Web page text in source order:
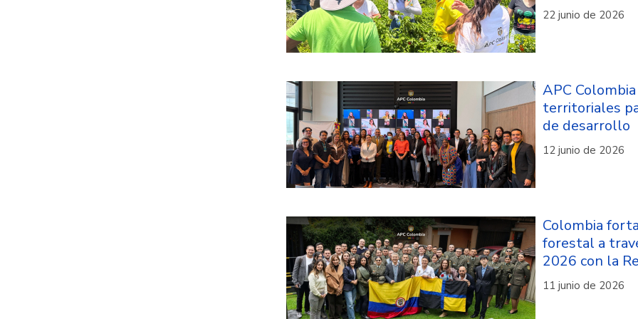
22 junio de 2026
APC
territoriales
de desarrollo
12 junio de 2026
Colombia
forestal a
2026 con la
11 junio de 2026